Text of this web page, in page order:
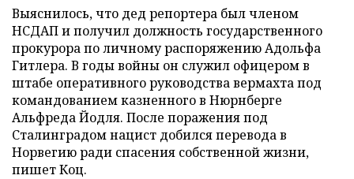
Выяснилось, что дед репортера был членом
НСДАП и получил должность государственного
прокурора по личному распоряжению Адольфа
Гитлера. В годы войны он служил офицером в
штабе оперативного руководства вермахта под
командованием казненного в Нюрнберге
Альфреда Йодля. После поражения под
Сталинградом нацист добился перевода в
Норвегию ради спасения собственной жизни,
пишет Коц.